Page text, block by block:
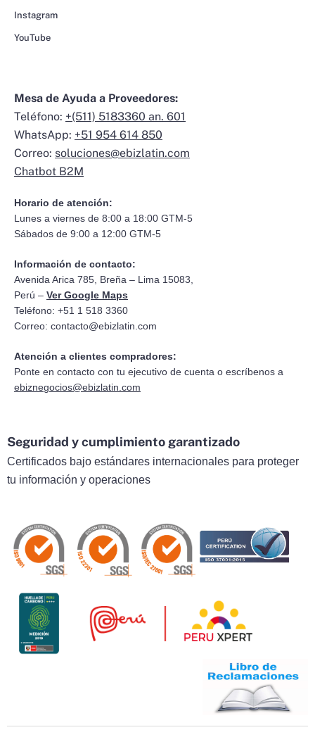
Instagram
YouTube
Mesa de Ayuda a Proveedores:
Teléfono: +(511) 5183360 an. 601
WhatsApp: +51 954 614 850
Correo: soluciones@ebizlatin.com
Chatbot B2M
Horario de atención:
Lunes a viernes de 8:00 a 18:00 GTM-5
Sábados de 9:00 a 12:00 GTM-5
Información de contacto:
Avenida Arica 785, Breña – Lima 15083,
Perú – Ver Google Maps
Teléfono: +51 1 518 3360
Correo: contacto@ebizlatin.com
Atención a clientes compradores:
Ponte en contacto con tu ejecutivo de cuenta o escríbenos a
ebiznegocios@ebizlatin.com
Seguridad y cumplimiento garantizado
Certificados bajo estándares internacionales para proteger
tu información y operaciones